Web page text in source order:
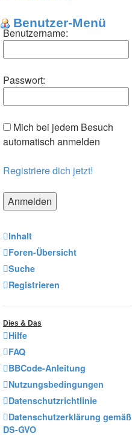
Benutzer-Menü
Benutzername:
Passwort:
Mich bei jedem Besuch
automatisch anmelden
Registriere dich jetzt!
Inhalt
Foren-Übersicht
Suche
Registrieren
Dies & Das
Hilfe
FAQ
BBCode-Anleitung
Nutzungsbedingungen
Datenschutzrichtlinie
Datenschutzerklärung gemäß
DS-GVO